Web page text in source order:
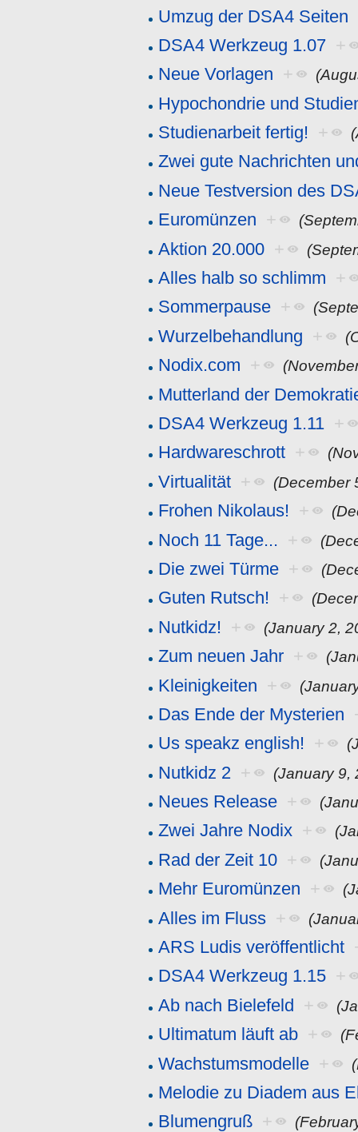
Umzug der DSA4 Seiten
DSA4 Werkzeug 1.07 +
Neue Vorlagen +
Hypochondrie und
Studienarbeit fertig! +
Zwei gute Nachrichten
Neue Testversion des
Euromünzen +
Aktion 20.000 +
Alles halb so schlimm +
Sommerpause +
Wurzelbehandlung +
Nodix.com +
Mutterland der
DSA4 Werkzeug 1.11 +
Hardwareschrott +
Virtualität + (December
Frohen Nikolaus! +
Noch 11 Tage... +
Die zwei Türme +
Guten Rutsch! +
Nutkidz! + (January 2,
Zum neuen Jahr +
Kleinigkeiten +
Das Ende der Mysterien
Us speakz english! +
Nutkidz 2 + (January 9,
Neues Release +
Zwei Jahre Nodix +
Rad der Zeit 10 +
Mehr Euromünzen +
Alles im Fluss +
ARS Ludis veröffentlicht
DSA4 Werkzeug 1.15 +
Ab nach Bielefeld +
Ultimatum läuft ab +
Wachstumsmodelle +
Melodie zu Diadem aus
Blumengruß +